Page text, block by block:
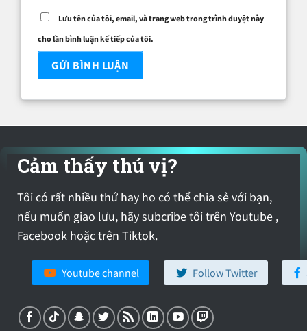
Lưu tên của tôi, email, và trang web trong trình duyệt này
cho lần bình luận kế tiếp của tôi.
Cảm thấy thú vị?
Tôi có rất nhiều thứ hay ho có thể chia sẻ với bạn,
nếu muốn giao lưu, hãy subcribe tôi trên Youtube ,
Facebook hoặc trên Tiktok.
Youtube channel Follow Twitter